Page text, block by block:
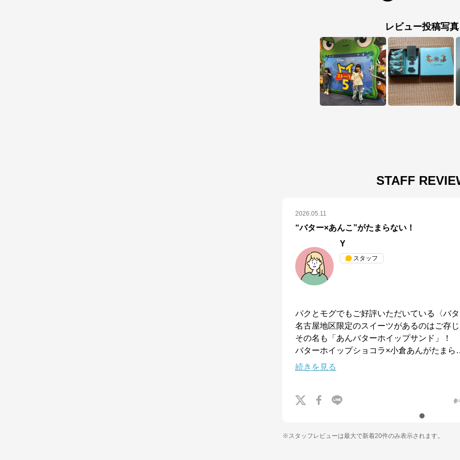
レビュー投稿写真
STAFF
2026.05.11
“バター×あんこ”がたまらない！
Y
スタッフ
パクとモグでもご好評いただいている〈バ
名古屋地区限定のスイーツがあるのはご存
その名も「あんバターホイップサンド」！
バターホイップショコラ×小倉あんがたまら
続きを見る
参
※スタッフレビューは最大で新着20件のみ表示されます。